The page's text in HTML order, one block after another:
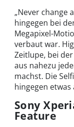
„Never change
hingegen bei
Megapixel-
verbaut war.
Zeitlupe, bei
aus nahezu
machst. Die
hingegen etwas
Sony
Feature